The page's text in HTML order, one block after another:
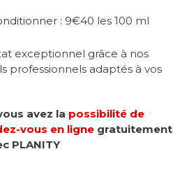
: 9€40 les 100 ml
exceptionnel grâce à nos
professionnels adaptés à vos
avez la possibilité de
vous en ligne gratuitement
PLANITY